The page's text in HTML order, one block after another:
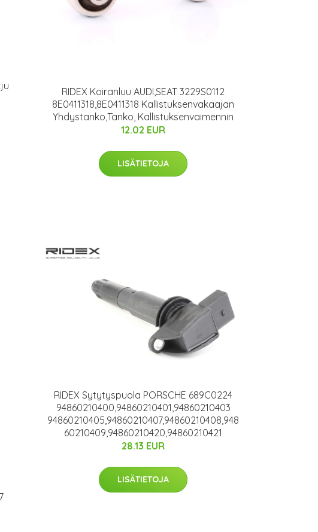
RIDEX Koiranluu AUDI,SEAT 3229S0112
8E0411318,8E0411318 Kallistuksenvakaajan
Yhdystanko,Tanko, Kallistuksenvaimennin
12.02 EUR
LISÄTIETOJA
RIDEX Sytytyspuola PORSCHE 689C0224
94860210400,94860210401,94860210403
94860210405,94860210407,94860210408,948
60210409,94860210420,94860210421
28.13 EUR
LISÄTIETOJA